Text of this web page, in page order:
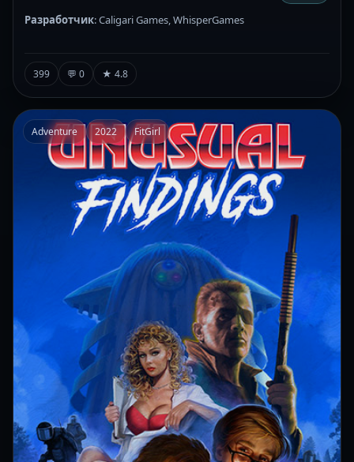
Разработчик: Caligari Games, WhisperGames
399 💬 0 ★ 4.8
Adventure 2022 FitGirl